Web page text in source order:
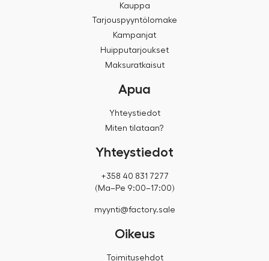
Kauppa
Tarjouspyyntölomake
Kampanjat
Huipputarjoukset
Maksuratkaisut
Apua
Yhteystiedot
Miten tilataan?
Yhteystiedot
+358 40 831 7277
(Ma–Pe 9:00–17:00)
myynti@factory.sale
Oikeus
Toimitusehdot